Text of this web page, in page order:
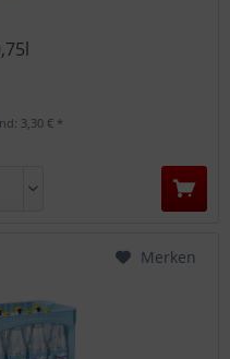
3,30 € *
Merken